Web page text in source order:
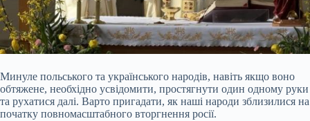
Минуле польського та українського народів, навіть якщо воно
обтяжене, необхідно усвідомити, простягнути один одному руки
та рухатися далі. Варто пригадати, як наші народи зблизилися на
початку повномасштабного вторгнення росії.